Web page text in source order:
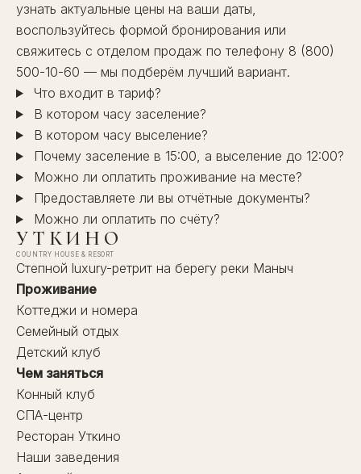
узнать актуальные цены на ваши даты,
воспользуйтесь формой бронирования или
свяжитесь с отделом продаж по телефону 8 (800)
500-10-60 — мы подберём лучший вариант.
Что входит в тариф?
В котором часу заселение?
В котором часу выселение?
Почему заселение в 15:00, а выселение до 12:00?
Можно ли оплатить проживание на месте?
Предоставляете ли вы отчётные документы?
Можно ли оплатить по счёту?
УТКИНО
COUNTRY HOUSE & RESORT
Степной luxury-ретрит на берегу реки Маныч
Проживание
Коттеджи и номера
Семейный отдых
Детский клуб
Чем заняться
Конный клуб
СПА-центр
Ресторан Уткино
Наши заведения